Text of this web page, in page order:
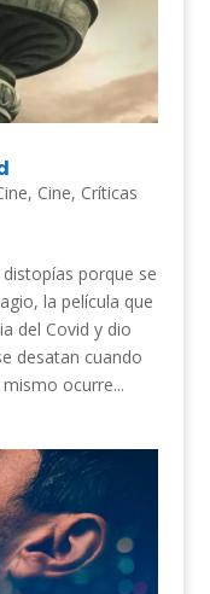
, Cine, Críticas
distopías porque se
la película que
del Covid y dio
desatan cuando
ocurre...